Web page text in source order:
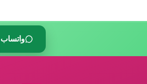
واتساب